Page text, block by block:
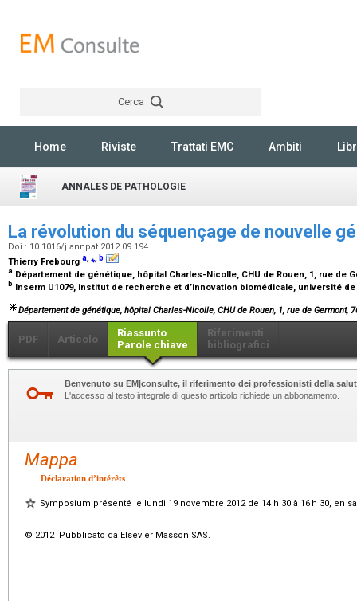
Cerca
Home Riviste Trattati EMC Ambiti
ANNALES DE PATHOLOGIE
La révolution du séquençage de nouvelle
Doi : 10.1016/j.annpat.2012.09.194
Thierry Frebourg a,⁎, b
a Département de génétique, hôpital Charles-Nicolle, CHU de Rouen, 1, rue de
b Inserm U1079, institut de recherche et d’innovation biomédicale, université
Département de génétique, hôpital Charles-Nicolle, CHU de Rouen, 1, rue de Germont,
PDF Articolo
Riassunto
Parole chiave
Riferimenti
bibliografici
Benvenuto su EM|consulte, il riferimento dei professionisti della
L'accesso al testo integrale di questo articolo richiede un abbonamento.
Mappa
Déclaration d’intérêts
Symposium présenté le lundi 19 novembre 2012 de 14 h 30 à 16 h 30, en
© 2012 Pubblicato da Elsevier Masson SAS.